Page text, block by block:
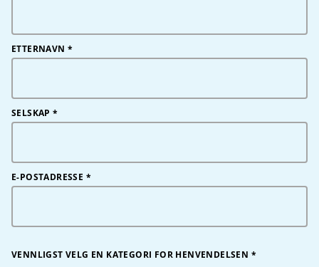
ETTERNAVN *
SELSKAP *
E-POSTADRESSE *
VENNLIGST VELG EN KATEGORI FOR HENVENDELSEN *